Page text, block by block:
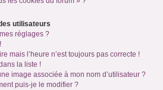
utilisateurs
réglages ?
mais l’heure n’est toujours pas correcte !
la liste !
image associée à mon nom d’utilisateur ?
puis-je le modifier ?